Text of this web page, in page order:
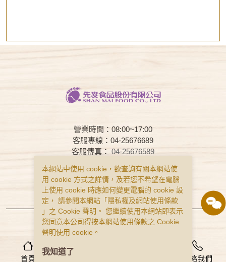
營業時間：08:00~17:00
客服專線：04-25676689
客服傳真： 04-25676589
常見問題 購物說明
隱私權政策
服務條款
Copyright © Smai All Rights Reserved.
食品業者登錄字號 B-122977643-00001-0
首頁 聯絡我們
本網站中使用 cookie，欲查詢有關本網站使
用 cookie 方式之詳情，及若您不希望在電腦
上使用 cookie 時應如何變更電腦的 cookie 設
定， 請參閱本網站「 隱私權及網站使用條款
」之 Cookie 聲明。 您繼續使用本網站即表示
您同意本公司得按本網站使用條款之 Cookie
聲明使用 cookie。
我知道了